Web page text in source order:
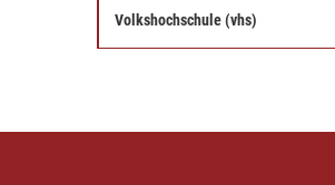
Volkshochschule (vhs)